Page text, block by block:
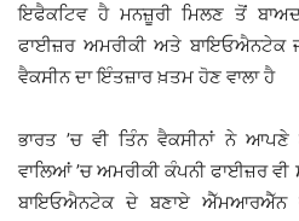
ਇਫੈਕਟਿਵ ਹੈ ਮਨਜ਼ੂਰੀ ਮਿਲਣ ਤੋਂ
ਫਾਈਜ਼ਰ ਅਮਰੀਕੀ ਅਤੇ ਬਾਇਓਐਨਟੇਕ
ਵੈਕਸੀਨ ਦਾ ਇੰਤਜ਼ਾਰ ਖ਼ਤਮ ਹੋਣ ਵਾਲਾ ਹੈ
ਭਾਰਤ ’ਚ ਵੀ ਤਿੰਨ ਵੈਕਸੀਨਾਂ ਨੇ
ਵਾਲਿਆਂ ’ਚ ਅਮਰੀਕੀ ਕੰਪਨੀ ਫਾਈਜ਼ਰ
ਬਾਇਓਐਨਟੇਕ ਦੇ ਬਣਾਏ ਐੱਮਆਰਐੱਨ